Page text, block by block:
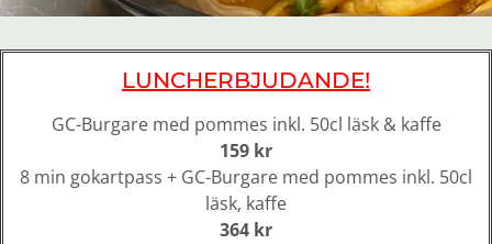
LUNCHERBJUDANDE!
GC-Burgare med pommes inkl. 50cl läsk & kaffe
159 kr
8 min gokartpass + GC-Burgare med pommes inkl. 50cl
läsk, kaffe
364 kr